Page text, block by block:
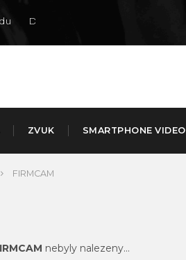
Doručení na SK
ZVUK SMARTPHONE VIDEO
FIRMCAM
nebyly nalezeny...